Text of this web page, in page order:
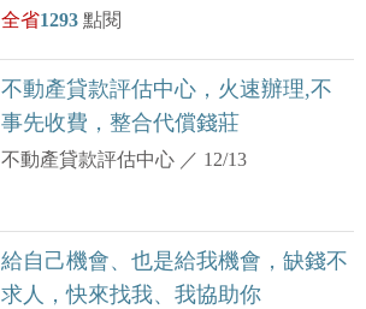
全省1293點閱
不動產貸款評估中心，火速辦理,不
事先收費，整合代償錢莊
不動產貸款評估中心 ／ 12/13
給自己機會、也是給我機會，缺錢不
求人，快來找我、我協助你